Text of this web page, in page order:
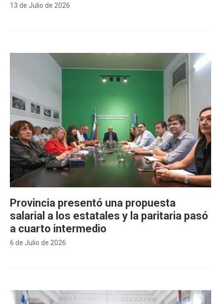
13 de Julio de 2026
6 de Julio de 2026
Provincia presentó una propuesta
salarial a los estatales y la paritaria pasó
a cuarto intermedio